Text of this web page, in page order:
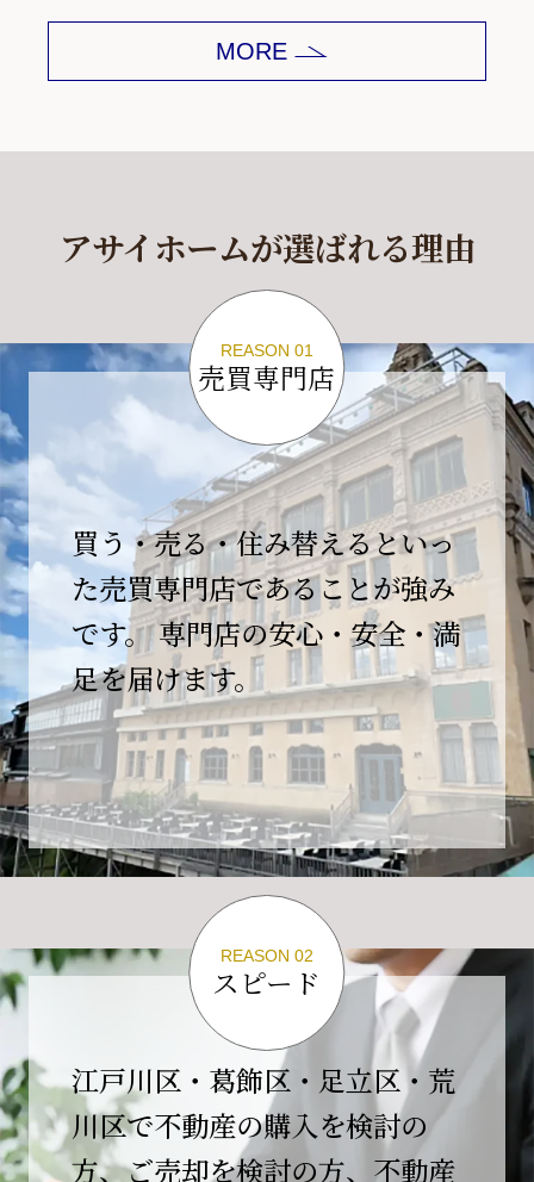
平素は格別のご愛顧を賜り、誠にありがとうご
下記期間をゴールデンウィーク休業とさせて頂
休業期間中に頂きましたお問い合わせにつきま
2026年5月7日(木)以降、順次対応させて頂きま
ご不便をおかけいたしますが、何卒ご理解の程
よろしくお願いいたします。
2026-04-17
【臨時休業のお知らせ】
平素より格別のご愛顧を賜り、誠にありがとう
ございます。
誠に勝手ながら、弊社開業10周年イベント開催
の為、
４月２６日(日)は臨時休業とさせていただきま
す。
これもひとえに皆様のご支援の賜物と、心より感謝申し上
げます。
ご不便をおかけしますが、何卒よろしくお願い
いたします。
翌日より通常営業いたします。
【開業10周年のご挨拶】
平素より格別のご高配を賜り、誠にありがとう
ございます。
おかげさまで当社は、2026年2月1日をもちまし
て開業10周年を迎えることができました。
MORE
アサイホームが選ばれる理由
REASON 01
売買専門店
買う・売る・住み替えるといっ
た売買専門店であることが強み
です。 専門店の安心・安全・満
足を届けます。
REASON 02
スピード
江戸川区・葛飾区・足立区・荒
川区で不動産の購入を検討の
方、ご売却を検討の方、不動産